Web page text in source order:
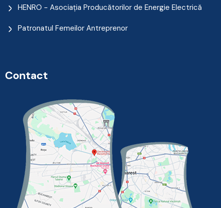
HENRO - Asociația Producătorilor de Energie Electrică
Patronatul Femeilor Antreprenor
Contact